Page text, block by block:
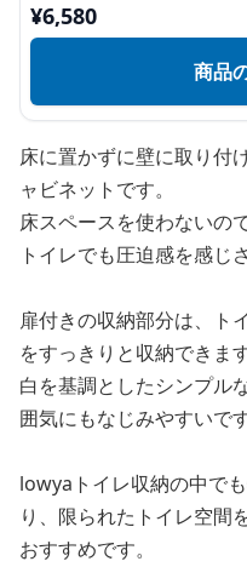
¥6,580
商品
床に置かずに壁に取り付
ャビネットです。
床スペースを使わないの
トイレでも圧迫感を感じ
扉付きの収納部分は、ト
をすっきりと収納できます
白を基調としたシンプル
囲気にもなじみやすいです
lowyaトイレ収納の中で
り、限られたトイレ空間
おすすめです。